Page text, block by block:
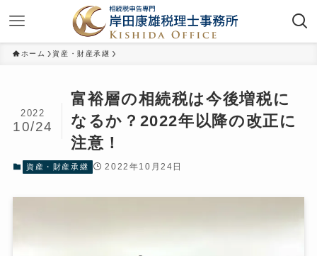
ホーム 資産・財産承継
富裕層の相続税は今後増税に
なるか？2022年以降の改正に
注意！
2022
10/24
資産・財産承継 2022年10月24日